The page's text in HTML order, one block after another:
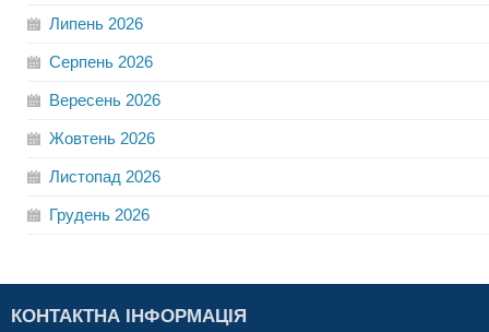
Липень 2026
Серпень 2026
Вересень 2026
Жовтень 2026
Листопад 2026
Грудень 2026
КОНТАКТНА ІНФОРМАЦІЯ